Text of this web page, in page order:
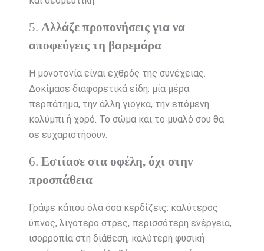
5. Αλλάζε προπονήσεις για να
αποφεύγεις τη βαρεμάρα
Η μονοτονία είναι εχθρός της συνέχειας.
Δοκίμασε διαφορετικά είδη: μία μέρα
περπάτημα, την άλλη γιόγκα, την επόμενη
κολύμπι ή χορό. Το σώμα και το μυαλό σου θα
σε ευχαριστήσουν.
6. Εστίασε στα οφέλη, όχι στην
προσπάθεια
Γράψε κάπου όλα όσα κερδίζεις: καλύτερος
ύπνος, λιγότερο στρες, περισσότερη ενέργεια,
ισορροπία στη διάθεση, καλύτερη φυσική